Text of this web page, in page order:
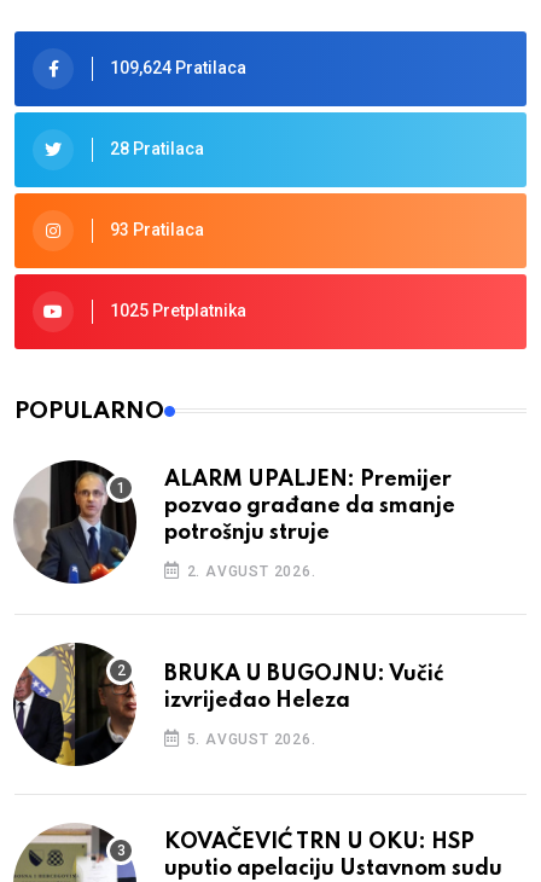
109,624 Pratilaca
28 Pratilaca
93 Pratilaca
1025 Pretplatnika
POPULARNO
ALARM UPALJEN: Premijer
pozvao građane da smanje
potrošnju struje
2. AVGUST 2026.
BRUKA U BUGOJNU: Vučić
izvrijeđao Heleza
5. AVGUST 2026.
KOVAČEVIĆ TRN U OKU: HSP
uputio apelaciju Ustavnom sudu